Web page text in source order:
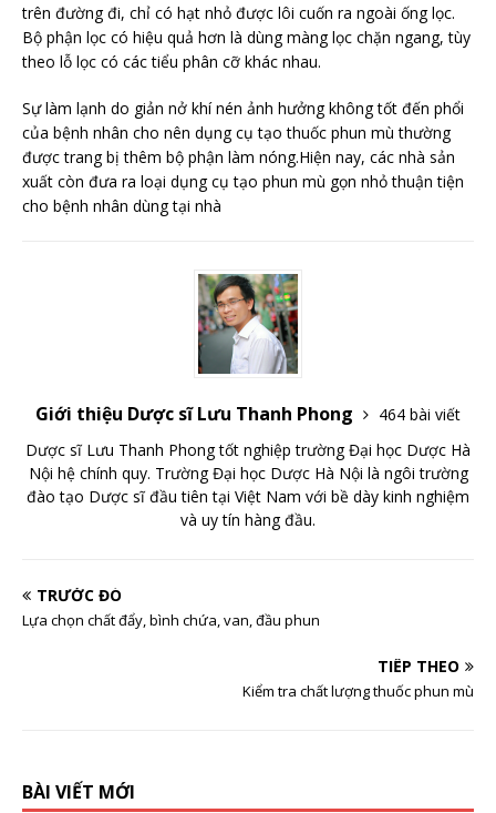
trên đường đi, chỉ có hạt nhỏ được lôi cuốn ra ngoài ống lọc.
Bộ phận lọc có hiệu quả hơn là dùng màng lọc chặn ngang, tùy
theo lỗ lọc có các tiểu phân cỡ khác nhau.
Sự làm lạnh do giản nở khí nén ảnh hưởng không tốt đến phổi
của bệnh nhân cho nên dụng cụ tạo thuốc phun mù thường
được trang bị thêm bộ phận làm nóng.Hiện nay, các nhà sản
xuất còn đưa ra loại dụng cụ tạo phun mù gọn nhỏ thuận tiện
cho bệnh nhân dùng tại nhà
Giới thiệu Dược sĩ Lưu Thanh Phong
464 bài viết
Dược sĩ Lưu Thanh Phong tốt nghiệp trường Đại học Dược Hà
Nội hệ chính quy. Trường Đại học Dược Hà Nội là ngôi trường
đào tạo Dược sĩ đầu tiên tại Việt Nam với bề dày kinh nghiệm
và uy tín hàng đầu.
TRƯỚC ĐÓ
Lựa chọn chất đẩy, bình chứa, van, đầu phun
TIẾP THEO
Kiểm tra chất lượng thuốc phun mù
BÀI VIẾT MỚI